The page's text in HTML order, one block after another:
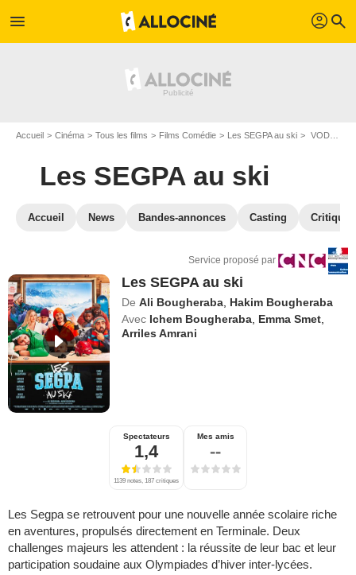
menu profil search
Accueil Cinéma Tous les films Films Comédie Les SEGPA au ski VOD Les SEGPA au ski
Les SEGPA au ski
Accueil News Bandes-annonces Casting
Service proposé par
Les SEGPA au ski
De Ali Bougheraba Hakim Bougheraba
Avec Ichem Bougheraba Emma Smet
Arriles Amrani
Spectateurs
1,4
1139 notes, 187 critiques
Mes amis
--
Les Segpa se retrouvent pour une nouvelle année scolaire riche
en aventures, propulsés directement en Terminale. Deux
challenges majeurs les attendent : la réussite de leur bac et leur
participation soudaine aux Olympiades d’hiver inter-lycées.